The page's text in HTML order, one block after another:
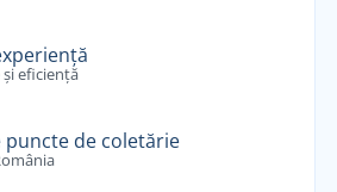
eficiență
puncte de coletărie